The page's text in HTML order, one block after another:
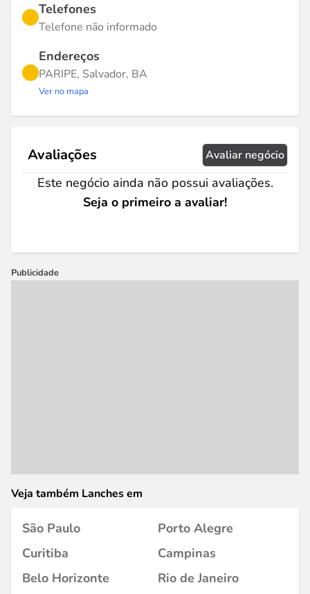
Telefones
Telefone não informado
Endereços
PARIPE, Salvador, BA
Ver no mapa
Avaliações Avaliar negócio
Este negócio ainda não possui avaliações.
Seja o primeiro a avaliar!
Publicidade
Veja também Lanches em
São Paulo
Porto Alegre
Curitiba
Campinas
Belo Horizonte
Rio de Janeiro